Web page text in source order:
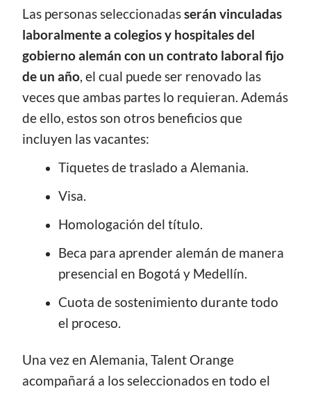
Las personas seleccionadasserán vinculadas
laboralmente a colegios y hospitales del
gobierno alemán con un contrato laboral fijo
de un año, el cual puede ser renovado las
veces que ambas partes lo requieran. Además
de ello, estos son otros beneficios que
incluyen las vacantes:
Tiquetes de traslado a Alemania.
Visa.
Homologación del título.
Beca para aprender alemán de manera
presencial en Bogotá y Medellín.
Cuota de sostenimiento durante todo
el proceso.
Una vez en Alemania, Talent Orange
acompañará a los seleccionados en todo el